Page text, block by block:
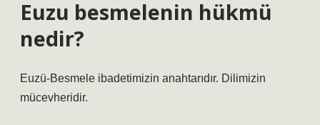
Euzu besmelenin hükmü
nedir?
Euzü-Besmele ibadetimizin anahtarıdır. Dilimizin
mücevheridir.